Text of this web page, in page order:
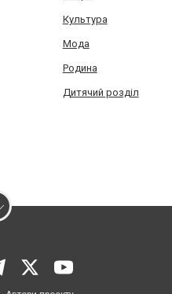
Культура
Мода
Родина
Дитячий розділ